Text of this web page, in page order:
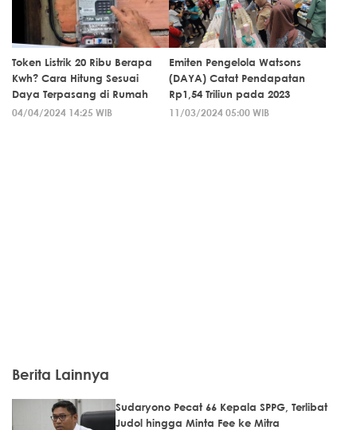
Token Listrik 20 Ribu Berapa
Kwh? Cara Hitung Sesuai
Daya Terpasang di Rumah
04/04/2024 14:25 WIB
Emiten Pengelola Watsons
(DAYA) Catat Pendapatan
Rp1,54 Triliun pada 2023
11/03/2024 05:00 WIB
Berita Lainnya
Sudaryono Pecat 66 Kepala SPPG, Terlibat
Judol hingga Minta Fee ke Mitra